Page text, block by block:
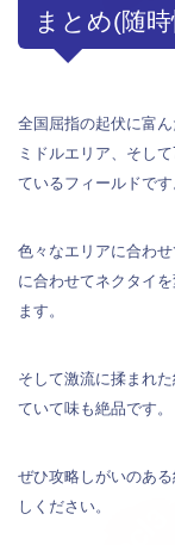
まとめ(随
全国屈指の起伏に富
ミドルエリア、そし
ているフィールドです
色々なエリアに合わ
に合わせてネクタイ
ます。
そして激流に揉まれ
ていて味も絶品です。
ぜひ攻略しがいのあ
しください。